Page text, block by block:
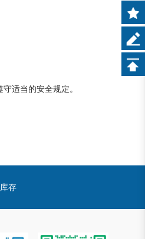
适当的安全规定。
存